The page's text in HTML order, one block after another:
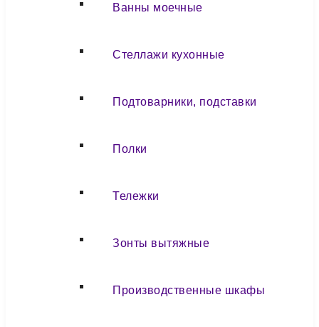
Ванны моечные
Стеллажи кухонные
Подтоварники, подставки
Полки
Тележки
Зонты вытяжные
Производственные шкафы